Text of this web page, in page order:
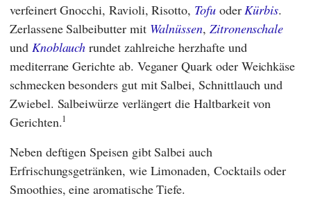
verfeinert Gnocchi, Ravioli, Risotto, TofuoderKürbis.
Zerlassene Salbeibutter mit Walnüssen, Zitronenschale
und Knoblauch rundet zahlreiche herzhafte und
mediterrane Gerichte ab. Veganer Quark oder Weichkäse
schmecken besonders gut mit Salbei, Schnittlauch und
Zwiebel. Salbeiwürze verlängert die Haltbarkeit von
Gerichten.1
Neben deftigen Speisen gibt Salbei auch
Erfrischungsgetränken, wie Limonaden, Cocktails oder
Smoothies, eine aromatische Tiefe.